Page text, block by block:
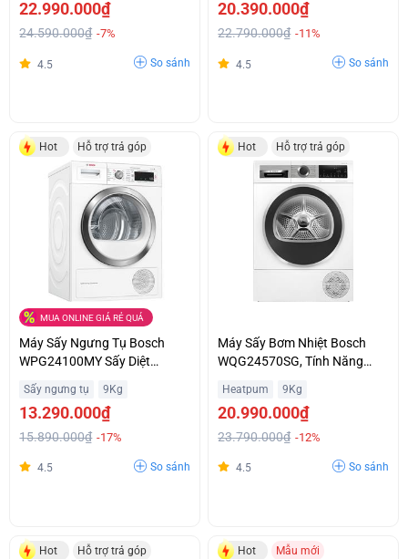
22.990.000₫
24.590.000₫ -7%
4.5 So sánh
20.390.000₫
22.790.000₫ -11%
4.5 So sánh
Hot Hỗ trợ trả góp
MUA ONLINE GIÁ RẺ QUÁ
Máy Sấy Ngưng Tụ Bosch
WPG24100MY Sấy Diệt
Sập Sàn
Sấy ngưng tụ 9Kg
13.290.000₫
15.890.000₫ -17%
4.5 So sánh
Hot Hỗ trợ trả góp
Máy Sấy Bơm Nhiệt Bosch
WQG24570SG, Tính Năng
Ái Khuyến Mãi
Heatpum 9Kg
20.990.000₫
23.790.000₫ -12%
4.5 So sánh
Hot Hỗ trợ trả góp Hot Mẫu mới